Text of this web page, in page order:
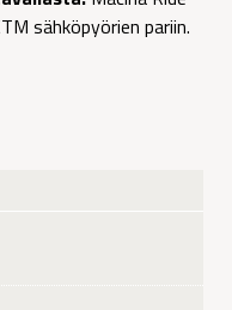
sähköpyörien pariin.